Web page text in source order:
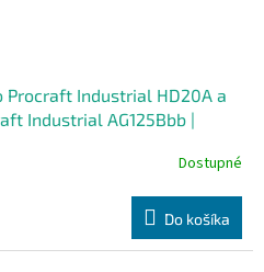
Procraft Industrial HD20A a
Industrial AG125Bbb |
Dostupné
Do košíka